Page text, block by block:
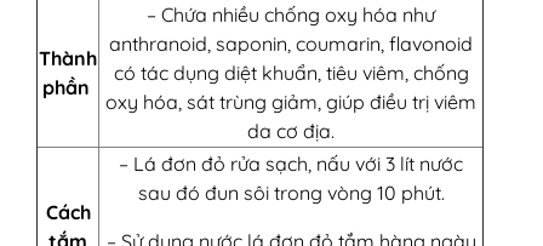
Thành
phần
– Chứa nhiều chống oxy hóa như
anthranoid, saponin, coumarin, flavonoid
có tác dụng diệt khuẩn, tiêu viêm, chống
oxy hóa, sát trùng giảm, giúp điều trị viêm
da cơ địa.
Cách
tắm
– Lá đơn đỏ rửa sạch, nấu với 3 lít nước
sau đó đun sôi trong vòng 10 phút.
– Sử dụng nước lá đơn đỏ tắm hàng ngày